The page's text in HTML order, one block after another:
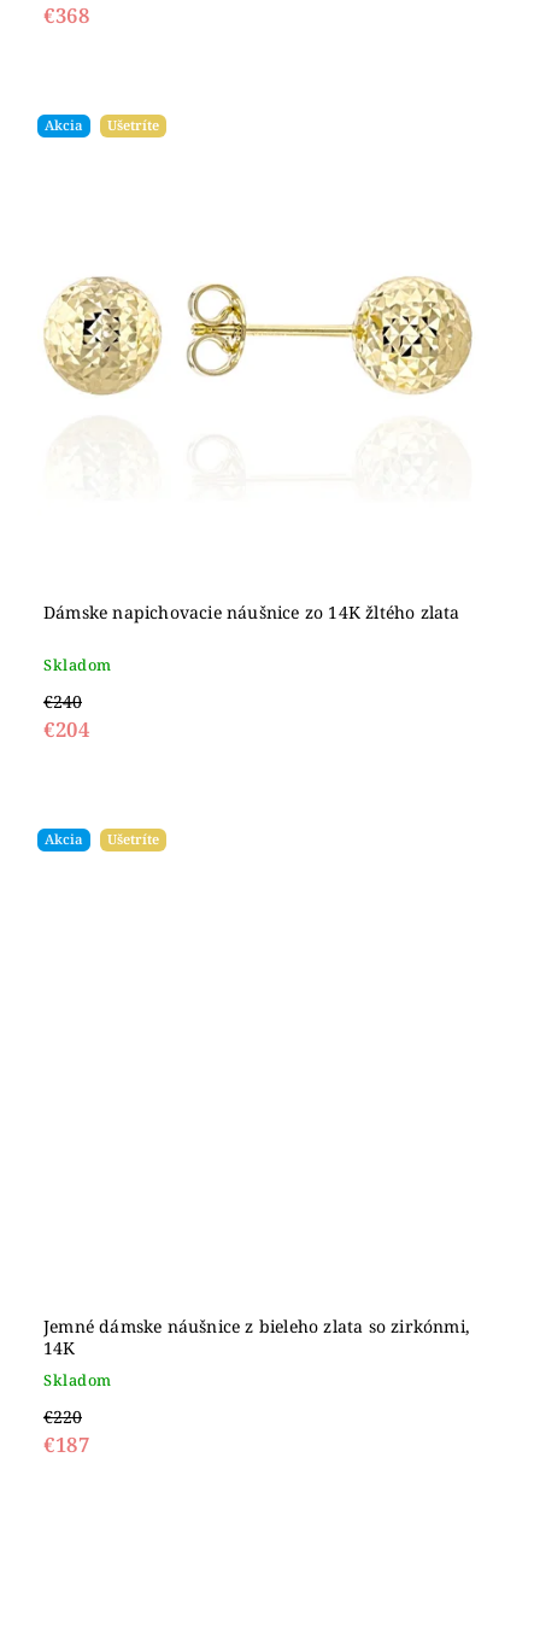
€368
Akcia Ušetríte
Dámske napichovacie náušnice zo 14K žltého zlata
Skladom
€240
€204
Akcia Ušetríte
Jemné dámske náušnice z bieleho zlata so zirkónmi,
14K
Skladom
€220
€187